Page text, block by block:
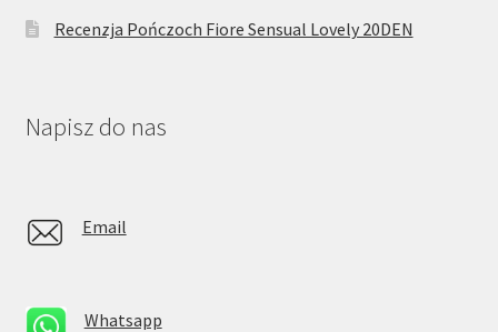
Recenzja Pończoch Fiore Sensual Lovely 20DEN
Napisz do nas
Email
Whatsapp